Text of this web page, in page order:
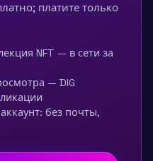
платите только
NFT — в сети за
— DIG
без почты,